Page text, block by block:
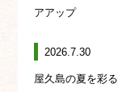
アアップ
2026.7.30
屋久島の夏を彩